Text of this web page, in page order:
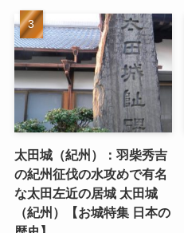
太田城（紀州）：羽柴秀吉
の紀州征伐の水攻めで有名
な太田左近の居城 太田城
（紀州）【お城特集 日本の